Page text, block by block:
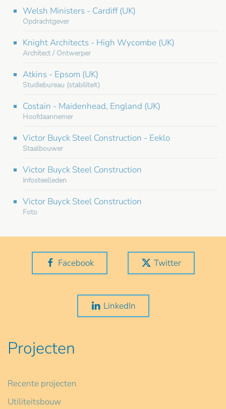
Welsh Ministers - Cardiff (UK)
Opdrachtgever
Knight Architects - High Wycombe (UK)
Architect / Ontwerper
Atkins - Epsom (UK)
Studiebureau (stabiliteit)
Costain - Maidenhead, England (UK)
Hoofdaannemer
Victor Buyck Steel Construction - Eeklo
Staalbouwer
Victor Buyck Steel Construction
Infosteelleden
Victor Buyck Steel Construction
Foto
Facebook Twitter
LinkedIn
Projecten
Recente projecten
Utiliteitsbouw